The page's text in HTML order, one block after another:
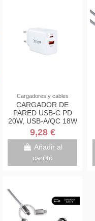
Cargadores y cables
CARGADOR DE
PARED USB-C PD
20W, USB-A/QC 18W
9,28 €
Añadir al
carrito